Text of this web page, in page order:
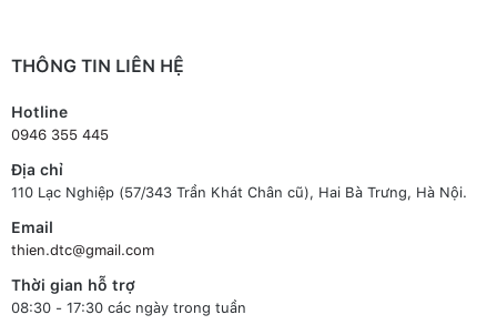
THÔNG TIN LIÊN HỆ
Hotline
0946 355 445
Địa chỉ
110 Lạc Nghiệp (57/343 Trần Khát Chân cũ), Hai Bà Trưng, Hà Nội.
Email
thien.dtc@gmail.com
Thời gian hỗ trợ
08:30 - 17:30 các ngày trong tuần